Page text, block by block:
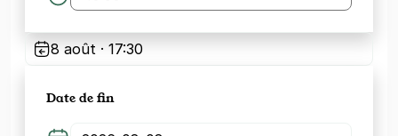
8 août · 17:30
Date de fin